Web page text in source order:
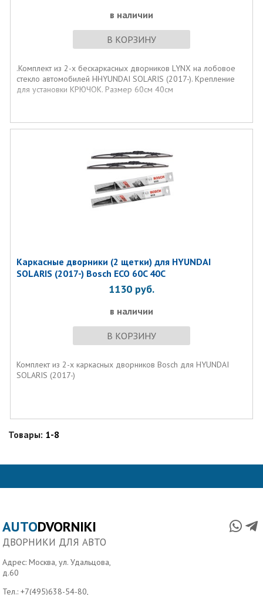
в наличии
В КОРЗИНУ
.Комплект из 2-х бескаркасных дворников LYNX на лобовое
стекло автомобилей HHYUNDAI SOLARIS (2017-). Крепление
для установки КРЮЧОК. Размер 60см 40см
Каркасные дворники (2 щетки) для HYUNDAI
SOLARIS (2017-) Bosch ECO 60C 40C
1130 руб.
в наличии
В КОРЗИНУ
Комплект из 2-х каркасных дворников Bosch для HYUNDAI
SOLARIS (2017-)
Товары: 1-8
AUTODVORNIKI
ДВОРНИКИ ДЛЯ АВТО
Адрес: Москва, ул. Удальцова,
д.60
Тел.:+7(495)638-54-80,